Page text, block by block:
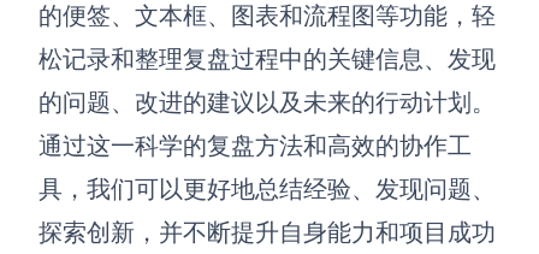
下载
解决方案
的便签、文本框、图表和流程图等功能，轻
松记录和整理复盘过程中的关键信息、发现
的问题、改进的建议以及未来的行动计划。
通过这一科学的复盘方法和高效的协作工
具，我们可以更好地总结经验、发现问题、
探索创新，并不断提升自身能力和项目成功